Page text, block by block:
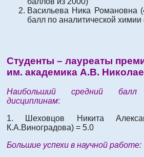
Васильева Ника Романовна
балл по аналитической
Студенты – лауреаты
им. академика А.В.
Наибольший средний
дисциплинам:
1. Шеховцов Никита
К.А.Виноградова) = 5.0
Большие успехи в научной работе: